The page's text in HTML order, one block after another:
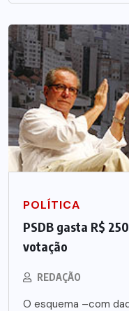
POLÍTICA
PSDB gasta R$
votação
REDAÇÃO
O esquema –com